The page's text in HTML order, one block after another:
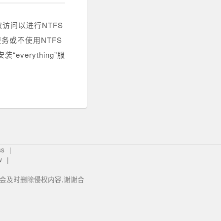
问以进行NTFS
或不使用NTFS
“everything”服
及时删除侵权内容,谢谢合